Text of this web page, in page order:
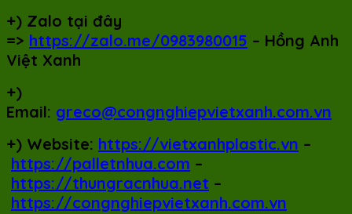
+) Zalo tại đây
=> https://zalo.me/0983980015 – Hồng Anh
Việt Xanh
+)
Email: greco@congnghiepvietxanh.com.vn
+) Website: https://vietxanhplastic.vn –
https://palletnhua.com –
https://thungracnhua.net –
https://congnghiepvietxanh.com.vn